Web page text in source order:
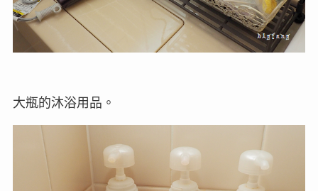
大瓶的沐浴用品。